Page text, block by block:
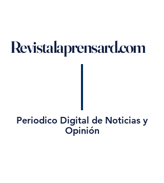
Revistalaprensard.com
Periodico Digital de Noticias y
Opinión